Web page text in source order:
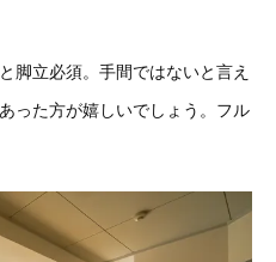
脚立必須。手間ではないと言え
った方が嬉しいでしょう。フル